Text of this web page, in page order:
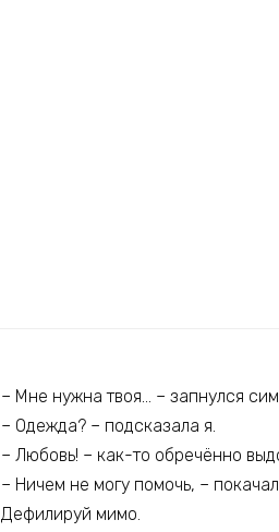
– Мне нужна твоя… – запнулся
– Одежда? – подсказала я.
– Любовь! – как-то обречённо
– Ничем не могу помочь, –
Дефилируй мимо.